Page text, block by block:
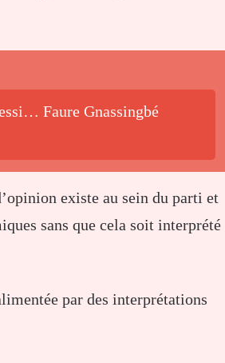
Faure Gnassingbé
existe au sein du parti et
sans que cela soit interprété
par des interprétations